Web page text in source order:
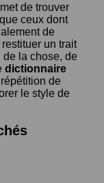
de trouver
ceux dont
de
un trait
de la chose, de
dictionnaire
de
le style de